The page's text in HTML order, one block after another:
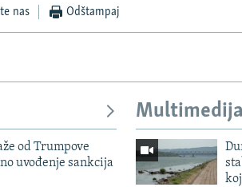
nas Odštampaj
od Trumpove
uvođenje sankcija
Multimedija